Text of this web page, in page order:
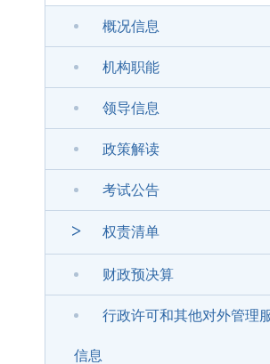
概况信息
机构职能
领导信息
政策解读
考试公告
> 权责清单
财政预决算
行政许可和其他对外管理
信息